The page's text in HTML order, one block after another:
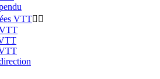
VTT 